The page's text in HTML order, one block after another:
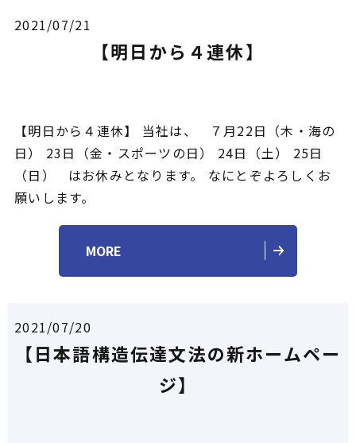
2021/07/21
【明日から４連休】
【明日から４連休】 当社は、 ７月22日（木・海の
日） 23日（金・スポーツの日） 24日（土） 25日
（日） はお休みとなります。 なにとぞよろしくお
願いします。
MORE
2021/07/20
【日本語構造伝達文法の新ホームペー
ジ】